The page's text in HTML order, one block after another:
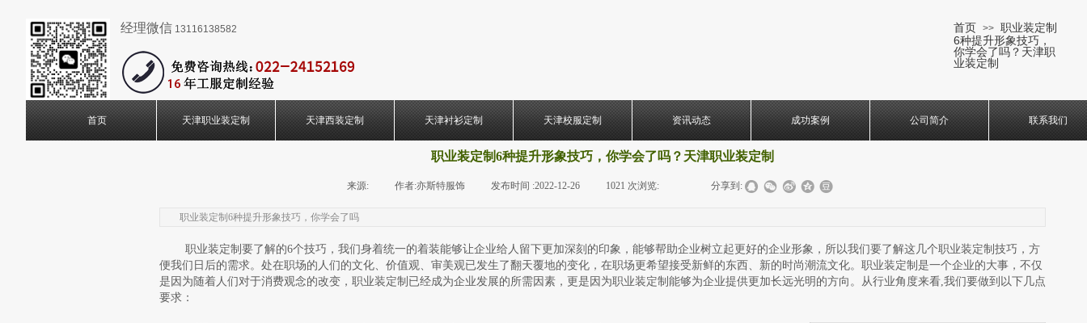
经理微信 13116138582 首页 >> 职业装定制
6种提升形象技巧，
你学会了吗？天津职
业装定制
首页 天津职业装定制 天津西装定制 天津衬衫定制 天津校服定制 资讯动态 成功案例 公司简介 联系我们
职业装定制6种提升形象技巧，你学会了吗？天津职业装定制
来源: 作者:亦斯特服饰 发布时间 :2022-12-26 1021 次浏览: 分享到:
职业装定制6种提升形象技巧，你学会了吗
职业装定制要了解的6个技巧，我们身着统一的着装能够让企业给人留下更加深刻的印象，能够帮助企业树立起更好的企业形象，所以我们要了解这几个职业装定制技巧，方
便我们日后的需求。处在职场的人们的文化、价值观、审美观已发生了翻天覆地的变化，在职场更希望接受新鲜的东西、新的时尚潮流文化。职业装定制是一个企业的大事，不仅
是因为随着人们对于消费观念的改变，职业装定制已经成为企业发展的所需因素，更是因为职业装定制能够为企业提供更加长远光明的方向。从行业角度来看,我们要做到以下几点
要求：